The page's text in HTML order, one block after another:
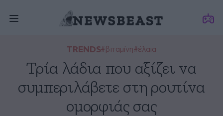
TRENDS#βιταμίνη#έλαια
Τρία λάδια που αξίζει να
συμπεριλάβετε στη ρουτίνα
ομορφιάς σας